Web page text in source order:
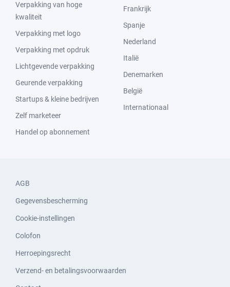
Verpakking van hoge
kwaliteit
Verpakking met logo
Verpakking met opdruk
Lichtgevende verpakking
Geurende verpakking
Startups & kleine bedrijven
Zelf marketeer
Handel op abonnement
Frankrijk
Spanje
Nederland
Italië
Denemarken
België
Internationaal
AGB
Gegevensbescherming
Cookie-instellingen
Colofon
Herroepingsrecht
Verzend- en betalingsvoorwaarden